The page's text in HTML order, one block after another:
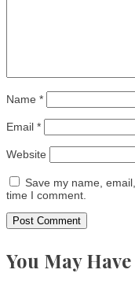
Name *
Email *
Website
Save my name,
time I comment.
You May